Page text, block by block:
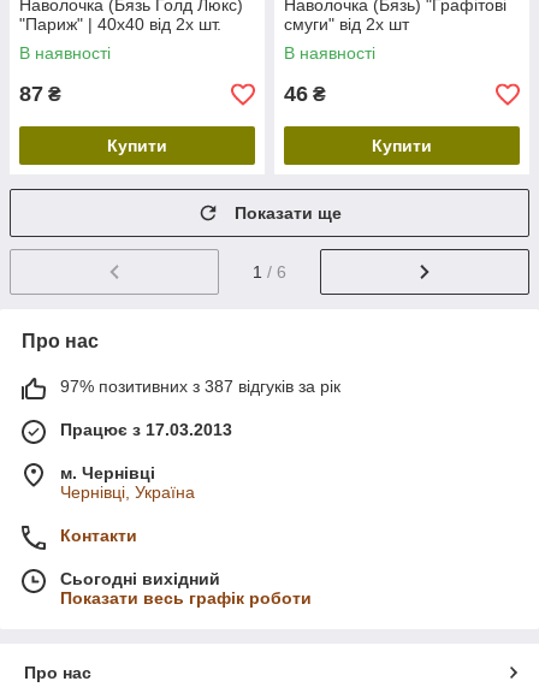
Наволочка (Бязь Голд Люкс)
"Париж" | 40х40 від 2х шт.
В наявності
87 ₴
Купити
Наволочка (Бязь) "Графітові
смуги" від 2х шт
В наявності
46 ₴
Купити
Показати ще
1 / 6
Про нас
97% позитивних з 387 відгуків за рік
Працює з 17.03.2013
м. Чернівці
Чернівці, Україна
Контакти
Сьогодні вихідний
Показати весь графік роботи
Про нас